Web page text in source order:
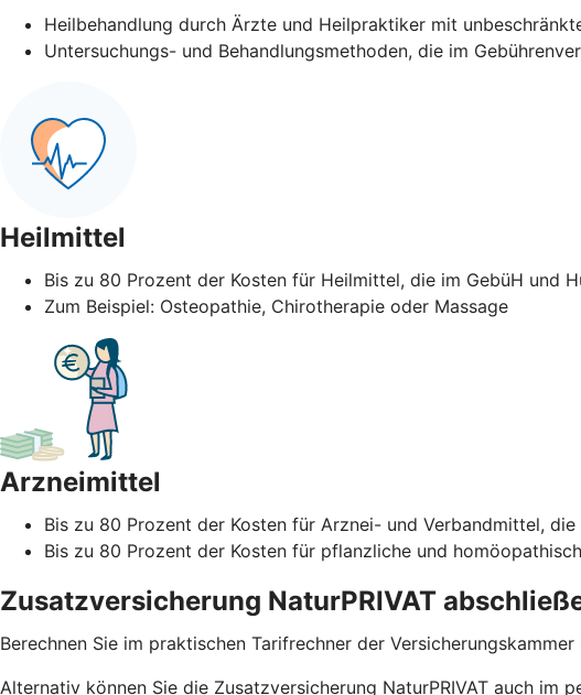
Heilbehandlung durch Ärzte und Heilpraktiker mit
Untersuchungs- und Behandlungsmethoden, die im
Heilmittel
Bis zu 80 Prozent der Kosten für Heilmittel, die im GebüH und
Zum Beispiel: Osteopathie, Chirotherapie oder Massage
Arzneimittel
Bis zu 80 Prozent der Kosten für Arznei- und Verbandmittel,
Bis zu 80 Prozent der Kosten für pflanzliche und
Zusatzversicherung NaturPRIVAT
Berechnen Sie im praktischen Tarifrechner der
Alternativ können Sie die Zusatzversicherung NaturPRIVAT auch im